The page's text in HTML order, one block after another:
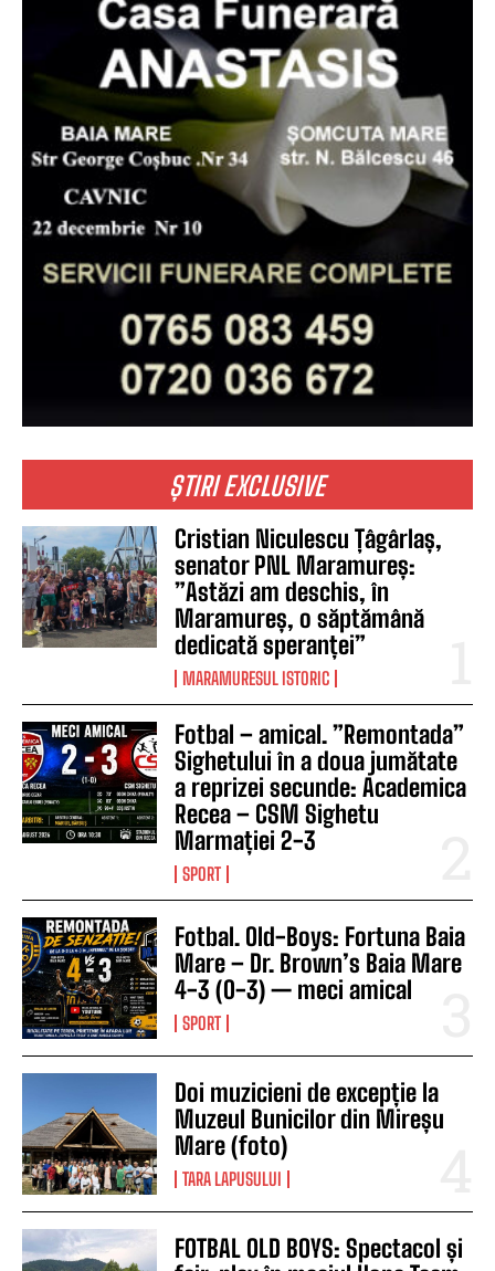
ȘTIRI EXCLUSIVE
Cristian Niculescu Țâgârlaș,
senator PNL Maramureș:
”Astăzi am deschis, în
Maramureș, o săptămână
dedicată speranței”
MARAMURESUL ISTORIC
Fotbal – amical. ”Remontada”
Sighetului în a doua jumătate
a reprizei secunde: Academica
Recea – CSM Sighetu
Marmației 2-3
SPORT
Fotbal. Old-Boys: Fortuna Baia
Mare – Dr. Brown’s Baia Mare
4-3 (0-3) — meci amical
SPORT
Doi muzicieni de excepție la
Muzeul Bunicilor din Mireșu
Mare (foto)
TARA LAPUSULUI
FOTBAL OLD BOYS: Spectacol și